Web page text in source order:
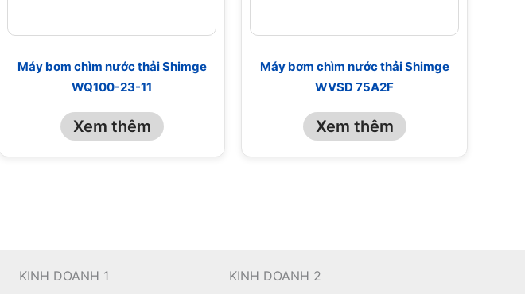
Máy bơm chìm nước thải Shimge
WQ100-23-11
Xem thêm
Máy bơm chìm nước thải Shimge
WVSD 75A2F
Xem thêm
KINH DOANH 1
KINH DOANH 2